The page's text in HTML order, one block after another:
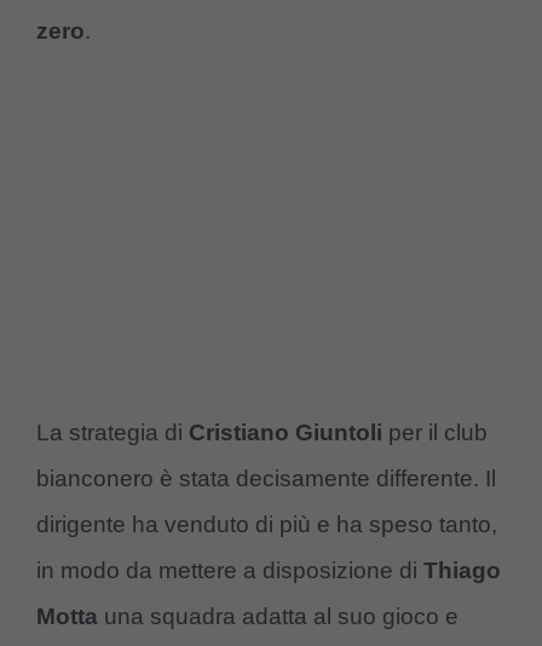
zero.
La strategia di Cristiano Giuntoli per il club
bianconero è stata decisamente differente. Il
dirigente ha venduto di più e ha speso tanto,
in modo da mettere a disposizione di Thiago
Motta una squadra adatta al suo gioco e